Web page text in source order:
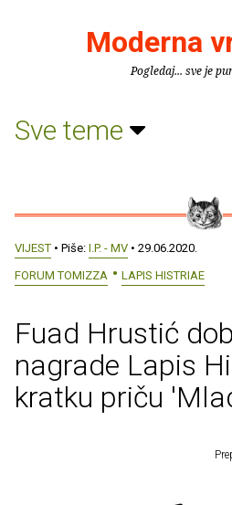
Moderna
Pogledaj... sve je
Sve teme
VIJEST • Piše: I.P. - MV • 29.06.2020.
FORUM TOMIZZA
LAPIS HISTRIAE
Fuad Hrustić
nagrade Lapis
kratku priču